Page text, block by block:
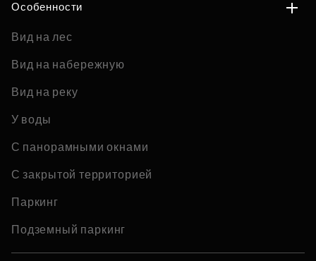
Особенности
Вид на лес
Вид на набережную
Вид на реку
У воды
С панорамными окнами
С закрытой территорией
Паркинг
Подземный паркинг